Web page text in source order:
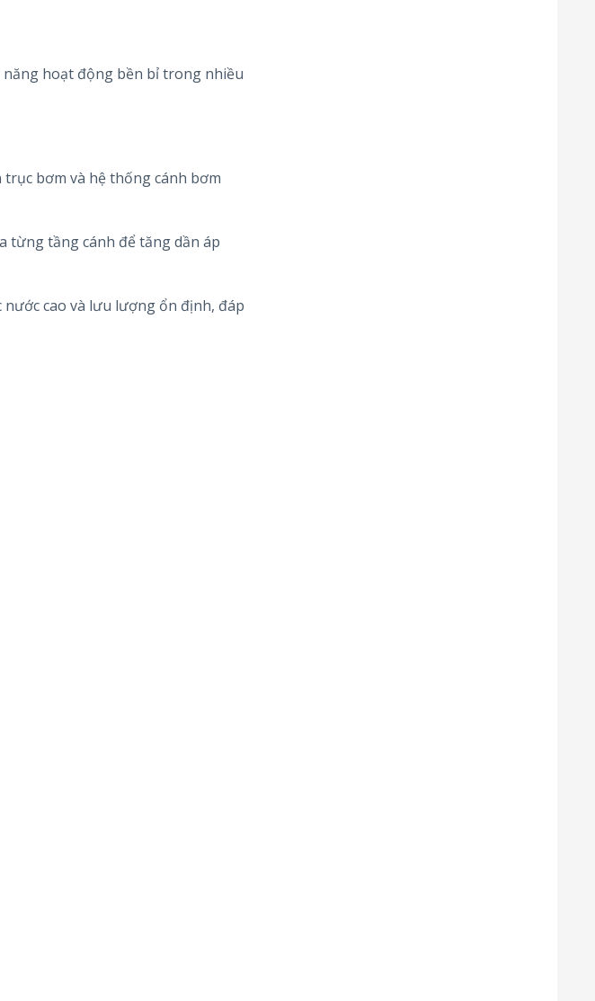
năng hoạt động bền bỉ trong nhiều
bơm và hệ thống cánh bơm
từng tầng cánh để tăng dần áp
nước cao và lưu lượng ổn định, đáp